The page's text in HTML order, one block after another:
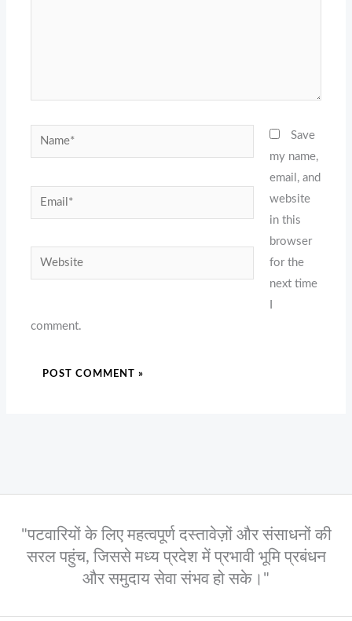
Name*
Email*
Website
Save
my name,
email, and
website
in this
browser
for the
next time
comment.
"पटवारियों के लिए महत्वपूर्ण दस्तावेज़ों और संसाधनों की
सरल पहुंच, जिससे मध्य प्रदेश में प्रभावी भूमि प्रबंधन
और समुदाय सेवा संभव हो सके।"